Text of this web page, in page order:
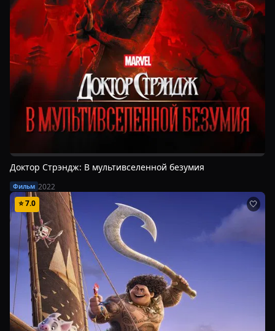
Доктор Стрэндж: В мультивселенной безумия
Фильм 2022
⭐7.0 🤍